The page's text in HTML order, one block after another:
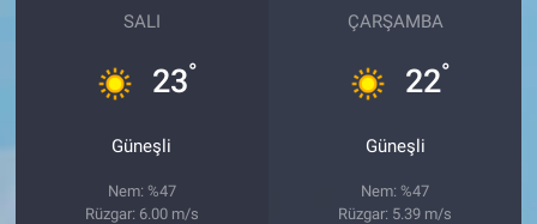
SALI
23°
Güneşli
Nem: %47
Rüzgar: 6.00 m/s
ÇARŞAMBA
22°
Güneşli
Nem: %47
Rüzgar: 5.39 m/s